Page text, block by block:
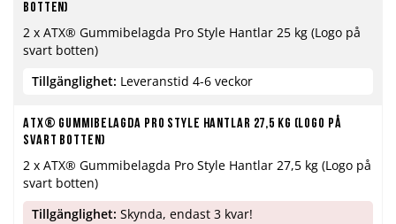
botten)
2 x ATX® Gummibelagda Pro Style Hantlar 25 kg (Logo på
svart botten)
Tillgänglighet: Leveranstid 4-6 veckor
ATX® Gummibelagda Pro Style Hantlar 27,5 kg (Logo på
svart botten)
2 x ATX® Gummibelagda Pro Style Hantlar 27,5 kg (Logo på
svart botten)
Tillgänglighet: Skynda, endast 3 kvar!